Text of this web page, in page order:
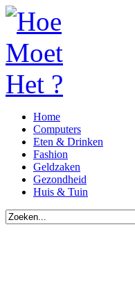
Home
Computers
Eten & Drinken
Fashion
Geldzaken
Gezondheid
Huis & Tuin